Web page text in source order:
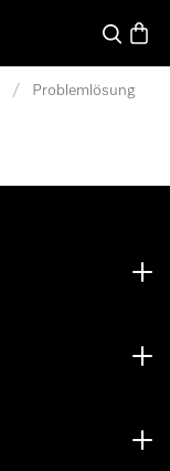
Suche
/ Problemlösung